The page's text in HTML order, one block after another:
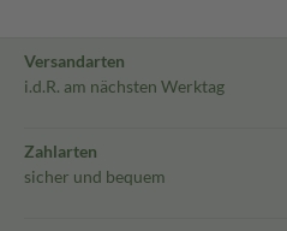
Versandarten
i.d.R. am nächsten Werktag
Zahlarten
sicher und bequem